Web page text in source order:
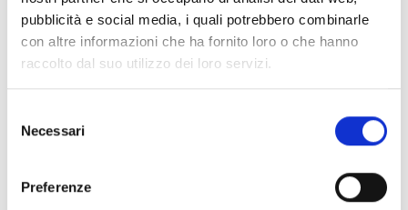
pubblicità e social media, i quali potrebbero combinarle
con altre informazioni che ha fornito loro o che hanno
raccolto dal suo utilizzo dei loro servizi.
delNecessari
Preferenze
(cosiddetto “Regolamento GBER”). Il finanziamento
agevolato concedibile non può essere inferiore al 20%
degli investimenti ammissibili. Il contributo in conto
finanziamento agevolato, nei limiti delle intensità
massime di aiuto previste dal Regolamento GBER. La
somma del finanziamento agevolato, del contributo in
conto impianti, dell’eventuale contributo diretto alla